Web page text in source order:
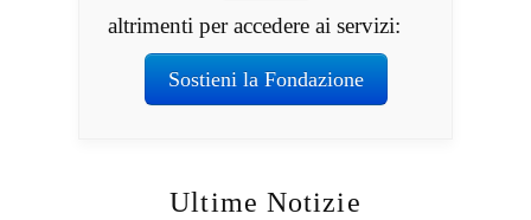
altrimenti per accedere ai servizi:
Sostieni la Fondazione
Ultime Notizie